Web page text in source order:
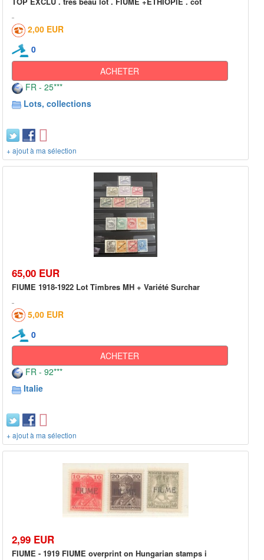
2,00 EUR
0
ACHETER
FR - 25***
Lots, collections
+ ajout à ma sélection
65,00 EUR
FIUME 1918-1922 Lot Timbres MH + Variété Surchar
5,00 EUR
0
ACHETER
FR - 92***
Italie
+ ajout à ma sélection
2,99 EUR
FIUME - 1919 FIUME overprint on Hungarian stamps i